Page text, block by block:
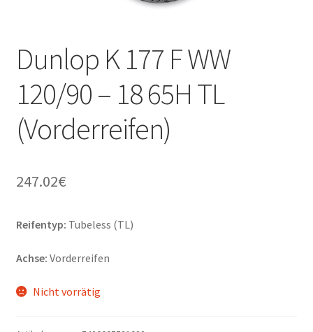
Dunlop K 177 F WW
120/90 – 18 65H TL
(Vorderreifen)
247.02€
Reifentyp: Tubeless (TL)
Achse: Vorderreifen
Nicht vorrätig